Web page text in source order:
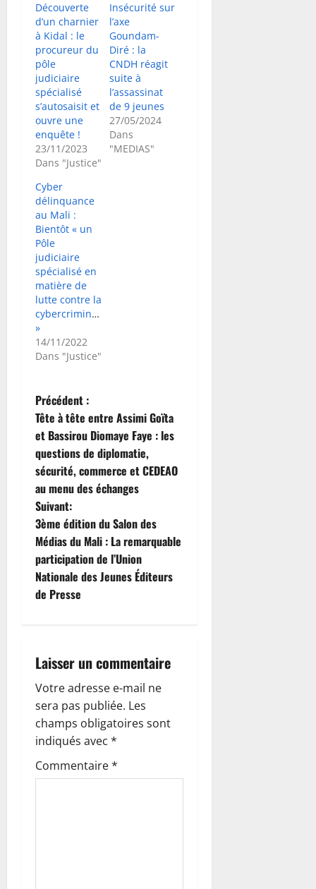
Découverte
d’un charnier
à Kidal : le
procureur du
pôle
judiciaire
spécialisé
s’autosaisit et
ouvre une
enquête !
23/11/2023
Dans "Justice"
Insécurité sur
l’axe
Goundam-
Diré : la
CNDH réagit
suite à
l’assassinat
de 9 jeunes
27/05/2024
Dans
"MEDIAS"
Cyber
délinquance
au Mali :
Bientôt « un
Pôle
judiciaire
spécialisé en
matière de
lutte contre la
cybercriminalité
»
14/11/2022
Dans "Justice"
N
a
v
i
g
a
t
n
d
’
a
Précédent :
Tête à tête entre Assimi Goïta
et Bassirou Diomaye Faye : les
questions de diplomatie,
sécurité, commerce et CEDEAO
au menu des échanges
Suivant:
3ème édition du Salon des
Médias du Mali : La remarquable
participation de l’Union
Nationale des Jeunes Éditeurs
de Presse
Laisser un commentaire
Votre adresse e-mail ne
sera pas publiée. Les
champs obligatoires sont
indiqués avec *
Commentaire*